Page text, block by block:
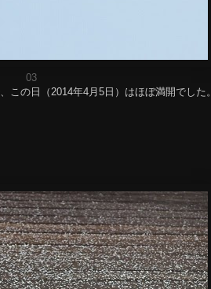
03
この日（2014年4月5日）はほぼ満開でした。